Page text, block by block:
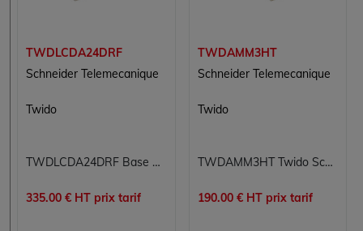
TWDLCDA24DRF
Schneider Telemecanique
Twido
TWDLCDA24DRF Base d'automate extensible Twido Schneider Telemecanique 24 VCC 14 entrées 14E numériques 24 VCC 10 sorties 10S relais port RS-485
335.00 € HT prix tarif
TWDAMM3HT
Schneider Telemecanique
Twido
TWDAMM3HT Twido Schneider Telemecanique
190.00 € HT prix tarif